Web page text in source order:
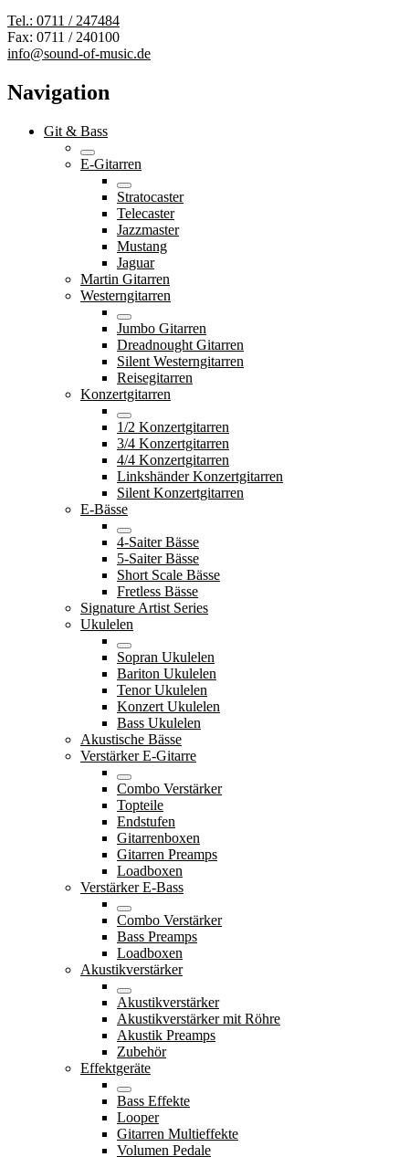
Tel.: 0711 / 247484
Fax: 0711 / 240100
info@sound-of-music.de
Navigation
Git & Bass
E-Gitarren
Stratocaster
Telecaster
Jazzmaster
Mustang
Jaguar
Martin Gitarren
Westerngitarren
Jumbo Gitarren
Dreadnought Gitarren
Silent Westerngitarren
Reisegitarren
Konzertgitarren
1/2 Konzertgitarren
3/4 Konzertgitarren
4/4 Konzertgitarren
Linkshänder Konzertgitarren
Silent Konzertgitarren
E-Bässe
4-Saiter Bässe
5-Saiter Bässe
Short Scale Bässe
Fretless Bässe
Signature Artist Series
Ukulelen
Sopran Ukulelen
Bariton Ukulelen
Tenor Ukulelen
Konzert Ukulelen
Bass Ukulelen
Akustische Bässe
Verstärker E-Gitarre
Combo Verstärker
Topteile
Endstufen
Gitarrenboxen
Gitarren Preamps
Loadboxen
Verstärker E-Bass
Combo Verstärker
Bass Preamps
Loadboxen
Akustikverstärker
Akustikverstärker
Akustikverstärker mit Röhre
Akustik Preamps
Zubehör
Effektgeräte
Bass Effekte
Looper
Gitarren Multieffekte
Volumen Pedale